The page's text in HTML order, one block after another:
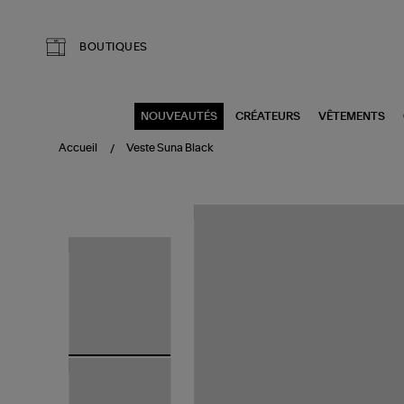
BOUTIQUES
NOUVEAUTÉS CRÉATEURS VÊTEMENTS
Accueil Veste Suna Black